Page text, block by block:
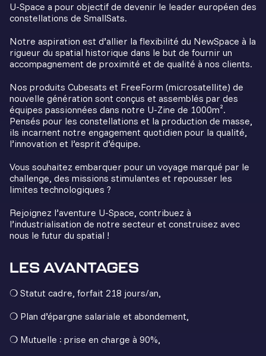
U-Space a pour objectif de devenir le leader européen des
constellations de SmallSats.
Notre aspiration est d’allier la flexibilité du NewSpace à la
rigueur du spatial historique dans le but de fournir un
accompagnement de proximité et de qualité à nos clients.
Nos produits Cubesats et FreeForm (microsatellite) de
nouvelle génération sont conçus et assemblés par des
équipes passionnées dans notre U-Zine de 1000m².
Pensés pour les constellations et la production de masse,
ils incarnent notre engagement quotidien pour la qualité,
l’innovation et l’esprit d’équipe.
Vous souhaitez embarquer pour un voyage marqué par le
challenge, des missions stimulantes et repousser les
limites technologiques ?
Rejoignez l’aventure U-Space, contribuez à
l’industrialisation de notre secteur et construisez avec
nous le futur du spatial !
LES AVANTAGES
❍ Statut cadre, forfait 218 jours/an,
❍ Plan d’épargne salariale et abondement,
❍ Mutuelle : prise en charge à 90%,